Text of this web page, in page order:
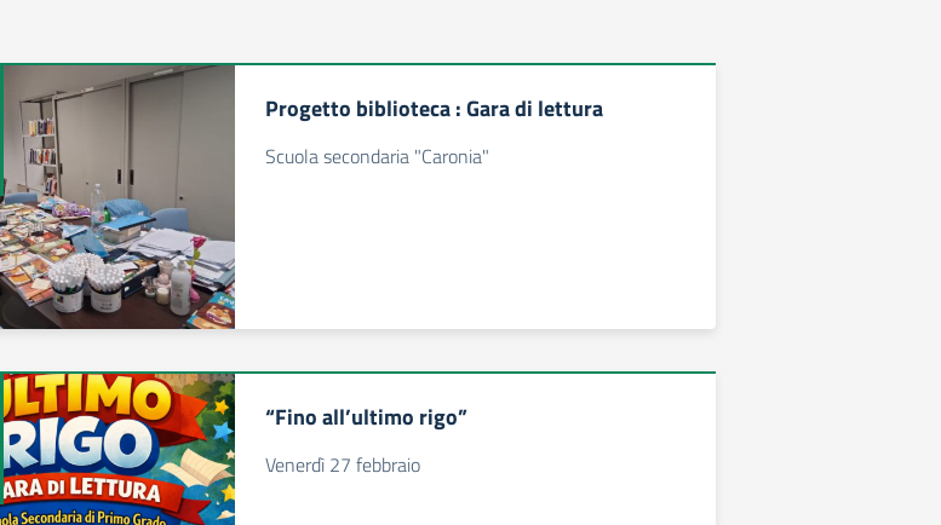
Progetto biblioteca : Gara di lettura
Scuola secondaria "Caronia"
“Fino all’ultimo rigo”
Venerdì 27 febbraio